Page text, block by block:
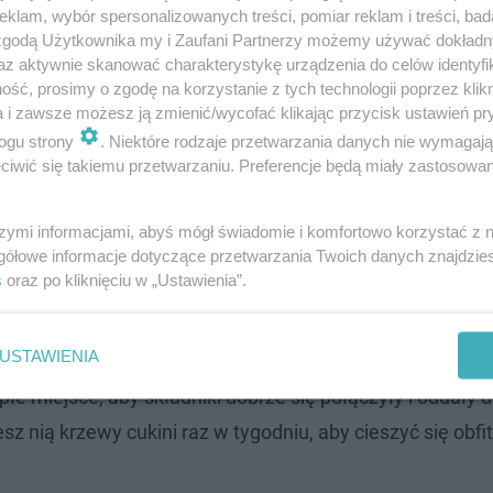
owoców cię zaskoczy
to coraz więcej osób sięga po naturalne, domowe
cukinii jest prosty preparat przygotowany z
cebuli oraz skórki z czosnku, a następnie zalać je
miejsce, aby składniki dobrze się połączyły i oddały
nią krzewy cukini raz w tygodniu, aby cieszyć się
wybór spersonalizowanych treści, pomiar reklam i treści,
Użytkownika my i Zaufani Partnerzy możemy używać
aktywnie skanować charakterystykę urządzenia do celów
prosimy o zgodę na korzystanie z tych technologii poprzez
i zawsze możesz ją zmienić/wycofać klikając przycisk ustawień
strony
. Niektóre rodzaje przetwarzania danych nie
się takiemu przetwarzaniu. Preferencje będą miały
informacjami, abyś mógł świadomie i komfortowo korzystać z
informacje dotyczące przetwarzania Twoich danych
oraz po kliknięciu w „Ustawienia”.
USTAWIENIA